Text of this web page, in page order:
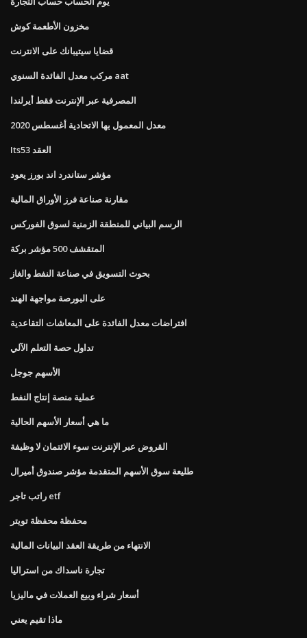
مخزون الأطعمة كوش
قضايا سيتيبانك على الانترنت
مركب معدل الفائدة السنوي aat
المصرفية عبر الإنترنت فقط أيرلندا
معدل المعمول بها الاتحادية أغسطس 2020
Its53 العقد
مؤشر ستاندرد اند بورز يعود
مقارنة صناعة فرز الأوراق المالية
الرسم البياني للمنطقة الزمنية لسوق الفوركس
المتقشف 500 مؤشر بركة
بحوث التسويق في صناعة النفط والغاز
على البورصة مواجهة الهند
افتراضات معدل الفائدة على المعاشات التقاعدية
تداول حصة التعلم الآلي
الأسهم جوجل
عملية منصة إنتاج النفط
ما هي أسعار الأسهم الحالية
القروض عبر الإنترنت سوء الائتمان لا وظيفة
طليعة سوق الأسهم المتقدمة مؤشر صندوق أميرال
راتب تاجر etf
محفظة محفظة تويتر
الانتهاء من طريقة العقد البيانات المالية
تجارة ناسداك من استراليا
أسعار شراء وبيع العملات في ماليزيا
ماذا تقيم يعني